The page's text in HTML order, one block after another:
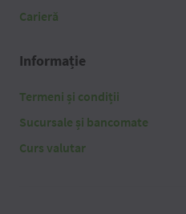
Carieră
Informație
Termeni și condiții
Sucursale și bancomate
Curs valutar